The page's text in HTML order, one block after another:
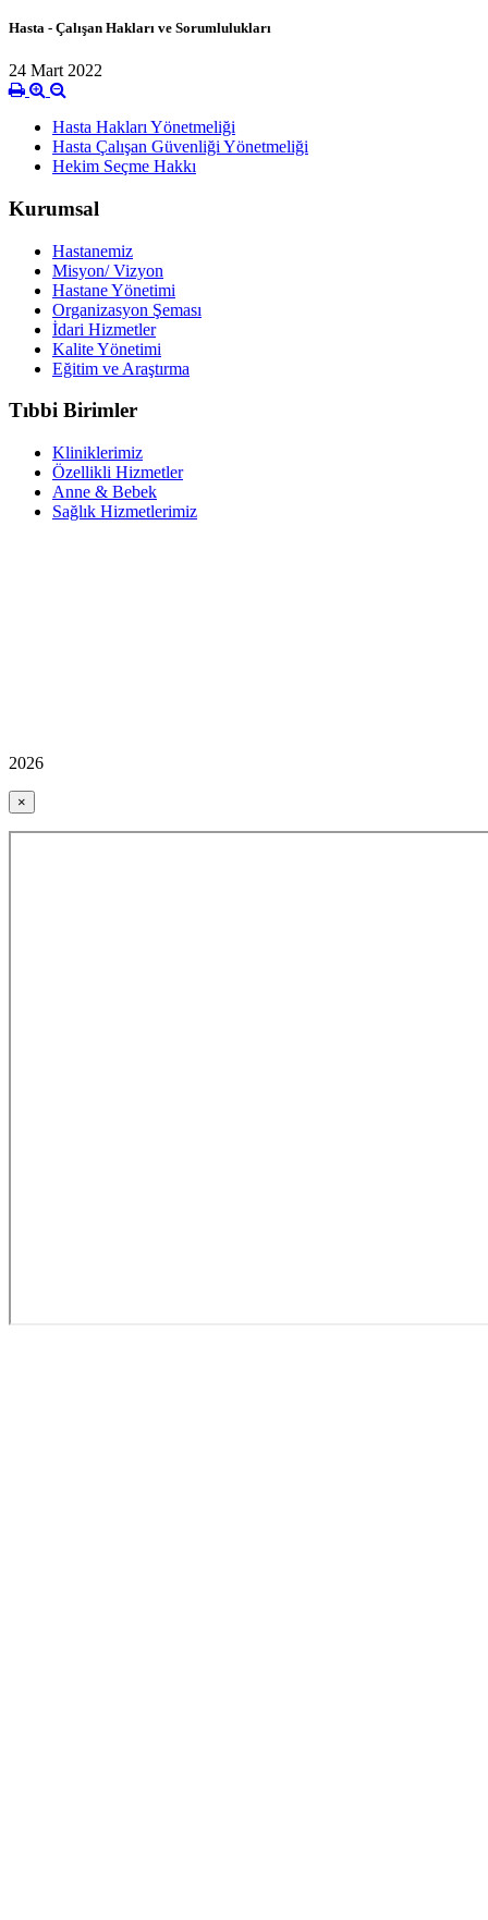
Hasta - Çalışan Hakları ve Sorumlulukları
24 Mart 2022
Hasta Hakları Yönetmeliği
Hasta Çalışan Güvenliği Yönetmeliği
Hekim Seçme Hakkı
Kurumsal
Hastanemiz
Misyon/ Vizyon
Hastane Yönetimi
Organizasyon Şeması
İdari Hizmetler
Kalite Yönetimi
Eğitim ve Araştırma
Tıbbi Birimler
Kliniklerimiz
Özellikli Hizmetler
Anne & Bebek
Sağlık Hizmetlerimiz
2026
×